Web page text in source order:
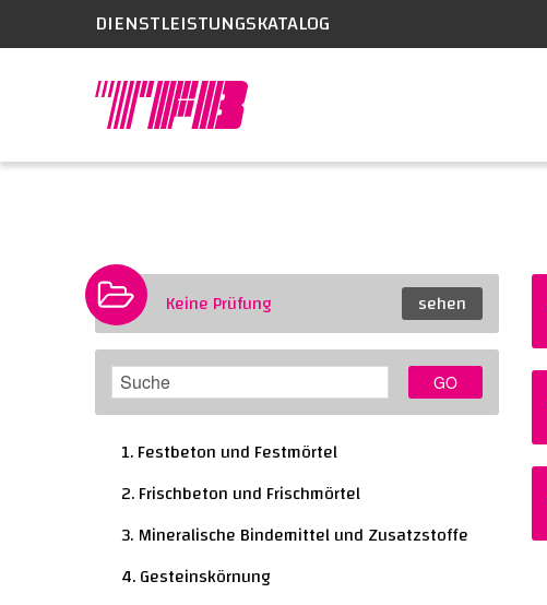
DIENSTLEISTUNGSKATALOG
Keine Prüfung sehen
GO
1. Festbeton und Festmörtel
2. Frischbeton und Frischmörtel
3. Mineralische Bindemittel und Zusatzstoffe
4. Gesteinskörnung